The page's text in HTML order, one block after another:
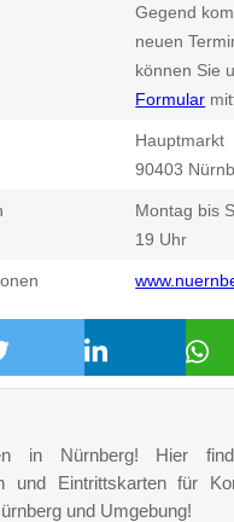
Gegend
neuen
können Sie
Formular
Hauptmarkt
90403
Montag bis
19 Uhr
in Nürnberg! Hier
und Eintrittskarten für
und Umgebung!